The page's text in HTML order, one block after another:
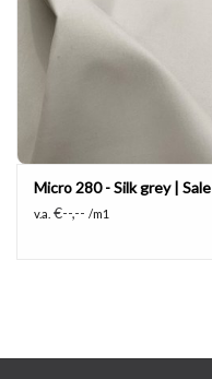
Micro 280 - Silk grey | Sale
v.a. €--,-- /m1